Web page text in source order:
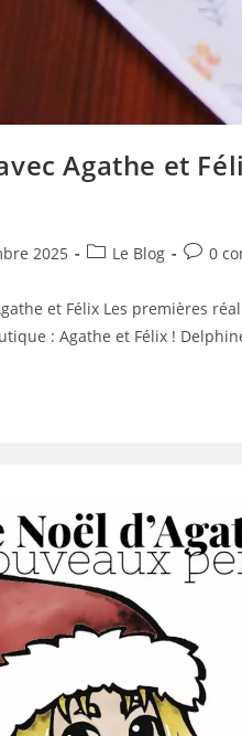
Agathe et
2025
PostLe Blog 0
et Félix Les premières
: Agathe et Félix !